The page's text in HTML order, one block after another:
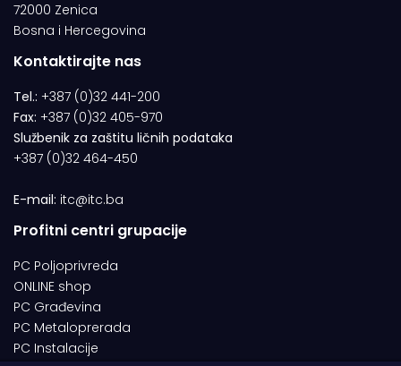
72000 Zenica
Bosna i Hercegovina
Kontaktirajte nas
Tel.: +387 (0)32 441-200
Fax: +387 (0)32 405-970
Službenik za zaštitu ličnih podataka
+387 (0)32 464-450
E-mail: itc@itc.ba
Profitni centri grupacije
PC Poljoprivreda
ONLINE shop
PC Građevina
PC Metaloprerada
PC Instalacije